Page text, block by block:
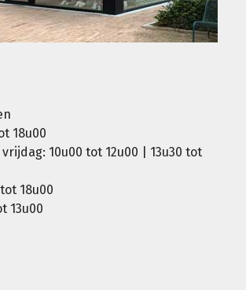
18u00
10u00 tot 12u00 | 13u30 tot
18u00
13u00